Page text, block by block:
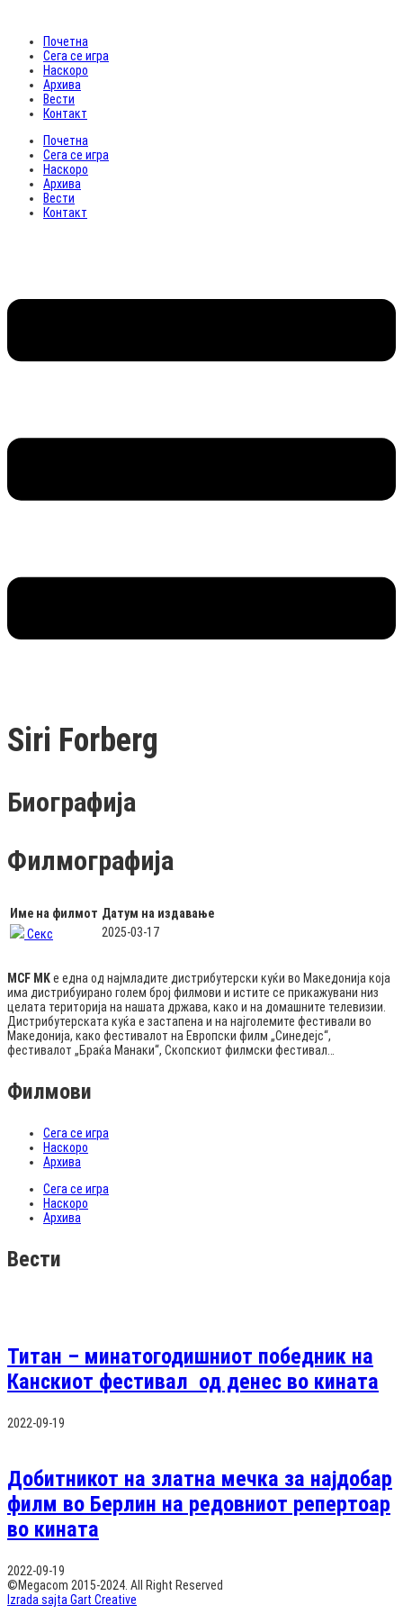
Почетна
Сега се игра
Наскоро
Архива
Вести
Контакт
Почетна
Сега се игра
Наскоро
Архива
Вести
Контакт
Siri Forberg
Биографија
Филмографија
Име на филмот Датум на издавање
Секс
2025-03-17
MCF MKе една од најмладите дистрибутерски куќи во Македонија која
има дистрибуирано голем број филмови и истите се прикажувани низ
целата територија на нашата држава, како и на домашните телевизии.
Дистрибутерската куќа е застапена и на најголемите фестивали во
Македонија, како фестивалот на Европски филм „Синедејс“,
фестивалот „Браќа Манаки“, Скопскиот филмски фестивал…
Филмови
Сега се игра
Наскоро
Архива
Сега се игра
Наскоро
Архива
Вести
Титан – минатогодишниот победник на
Канскиот фестивал од денес во кината
2022-09-19
Добитникот на златна мечка за најдобар
филм во Берлин на редовниот репертоар
во кината
2022-09-19
©Megacom 2015-2024. All Right Reserved
Izrada sajta Gart Creative